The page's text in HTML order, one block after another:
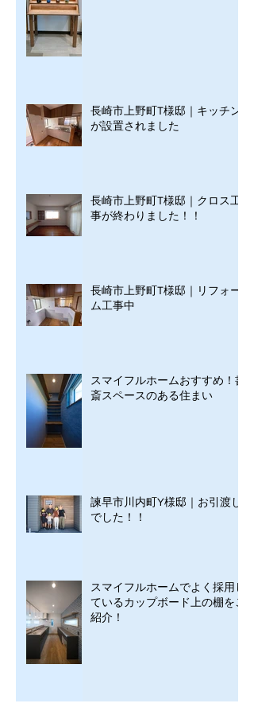
長崎市上野町T様邸｜キッチン
が設置されました
長崎市上野町T様邸｜クロス工
事が終わりました！！
長崎市上野町T様邸｜リフォー
ム工事中
スマイフルホームおすすめ！書
斎スペースのある住まい
諫早市川内町Y様邸｜お引渡し
でした！！
スマイフルホームでよく採用し
ているカップボード上の棚をご
紹介！